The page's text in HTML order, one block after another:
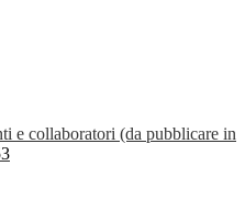
e collaboratori (da pubblicare in